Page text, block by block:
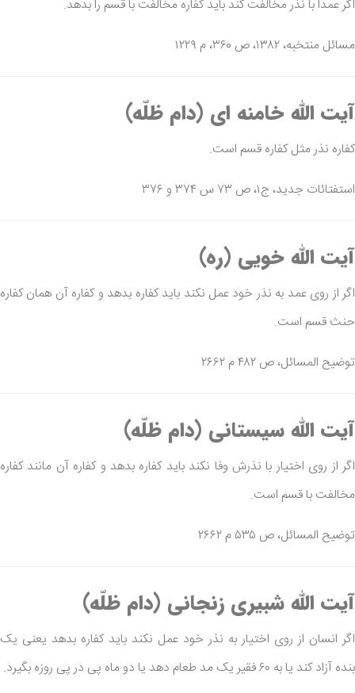
اگر عمداً با نذر مخالفت کند باید کفاره مخالفت با قسم را بدهد.
مسائل منتخبه، ۱۳۸۲، ص ۳۶۰، م ۱۲۲۹
آیت الله خامنه ای (دام ظلّه)
کفاره نذر مثل کفاره قسم است.
استفتائات جدید، ج۱، ص ۷۳ س ۳۷۴ و ۳۷۶
آیت الله خویی (ره)
اگر از روی عمد به نذر خود عمل نکند باید کفاره بدهد و کفاره آن همان کفاره
حنث قسم است.
توضیح المسائل، ص ۴۸۲ م ۲۶۶۲
آیت الله سیستانی (دام ظلّه)
اگر از روی اختیار با نذرش وفا نکند باید کفاره بدهد و کفاره آن مانند کفاره
مخالفت با قسم است.
توضیح المسائل، ص ۵۳۵ م ۲۶۶۲
آیت الله شبیری زنجانی (دام ظلّه)
اگر انسان از روی اختیار به نذر خود عمل نکند باید کفاره بدهد یعنی یک
بنده آزاد کند یا به ۶۰ فقیر یک مد طعام دهد یا دو ماه پی در پی روزه بگیرد.